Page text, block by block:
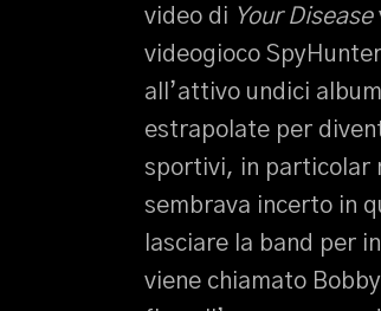
video di Your Disease
videogioco
all’attivo undici
estrapolate per
sportivi, in particolar
sembrava incerto in
lasciare la band per
viene chiamato